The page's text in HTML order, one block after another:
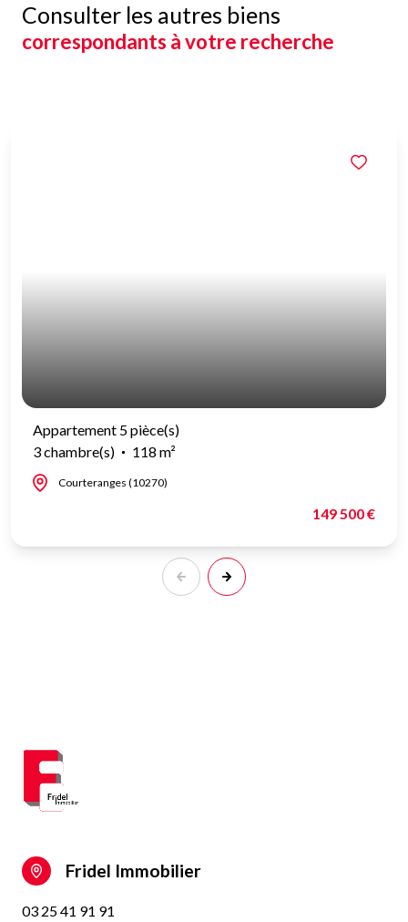
Consulter les autres biens
correspondants à votre recherche
Appartement 5 pièce(s)
3 chambre(s)
118 m²
Courteranges (10270)
149 500 €
Fridel Immobilier
03 25 41 91 91